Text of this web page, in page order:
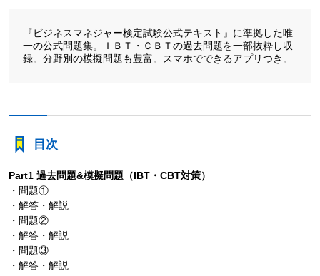
『ビジネスマネジャー検定試験公式テキスト』に準拠した唯
一の公式問題集。ＩＢＴ・ＣＢＴの過去問題を一部抜粋し収
録。分野別の模擬問題も豊富。スマホでできるアプリつき。
目次
Part1 過去問題&模擬問題（IBT・CBT対策）
・問題①
・解答・解説
・問題②
・解答・解説
・問題③
・解答・解説